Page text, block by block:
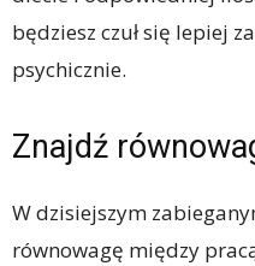
będziesz czuł się lepiej
psychicznie.
Znajdź
W dzisiejszym
równowagę między